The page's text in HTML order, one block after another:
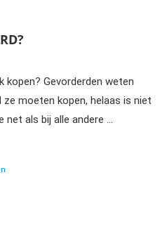
Gevorderden weten
moeten kopen, helaas is niet
net als bij alle andere …